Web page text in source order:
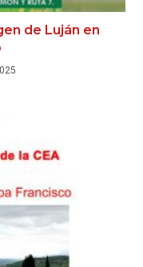
de Luján en